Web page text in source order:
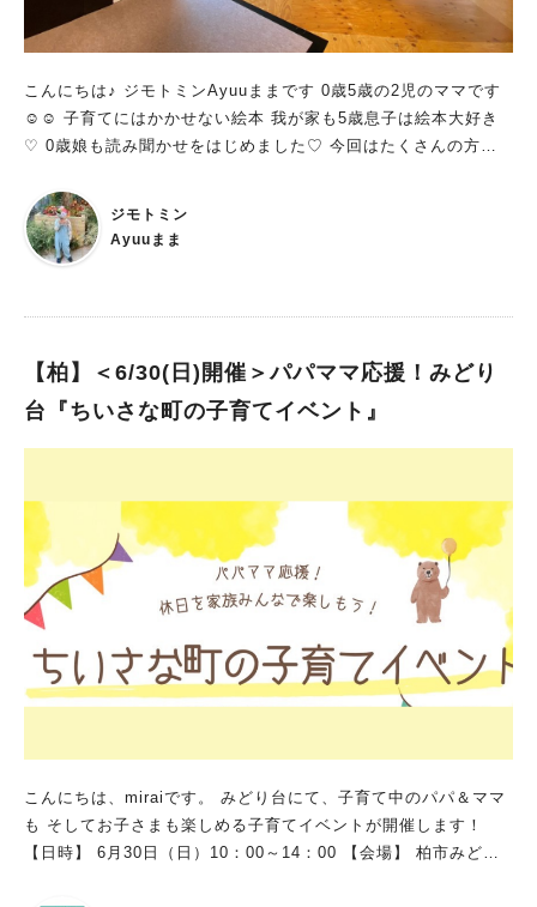
こんにちは♪ ジモトミンAyuuままです 0歳5歳の2児のママです
☺︎☺︎ 子育てにはかかせない絵本 我が家も5歳息子は絵本大好き
♡ 0歳娘も読み聞かせをはじめました♡ 今回はたくさんの方に愛
TORE】が柏の葉T-SITEで開催されているのを発見しました♪ ご
紹介します^_^
ジモトミン
Ayuuまま
【柏】＜6/30(日)開催＞パパママ応援！みどり
台『ちいさな町の子育てイベント』
こんにちは、miraiです。 みどり台にて、子育て中のパパ＆ママ
も そしてお子さまも楽しめる子育てイベントが開催します！
【日時】 6月30日（日）10：00～14：00 【会場】 柏市みどり